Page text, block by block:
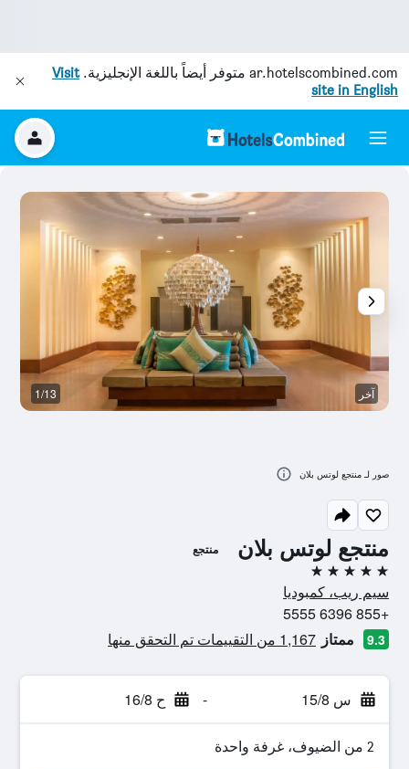
ar.hotelscombined.com متوفر أيضاً باللغة الإنجليزية.Visit
site in English
منتجع لوتس بلان منتجع
5 نجوم
سيم ريب، كمبوديا
+855 6396 5555
9.3 ممتاز 1,167 من التقييمات تم التحقق منها
س 15/8 - ح 16/8
2 من الضيوف، غرفة واحدة
آخر 1/13
صور لـ منتجع لوتس بلان